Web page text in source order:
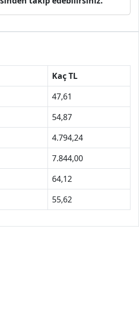
Kaç TL
47,61
54,87
4.794,24
7.844,00
64,12
55,62